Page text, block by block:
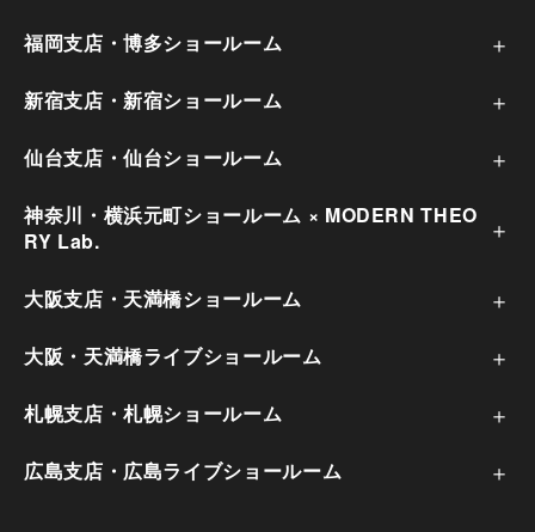
オフィスはどう設計する？レイアウトのポイントと
10の設計事例
福岡支店・博多ショールーム
新宿支店・新宿ショールーム
仙台支店・仙台ショールーム
神奈川・横浜元町ショールーム × MODERN THEO
RY Lab.
大阪支店・天満橋ショールーム
大阪・天満橋ライブショールーム
札幌支店・札幌ショールーム
広島支店・広島ライブショールーム